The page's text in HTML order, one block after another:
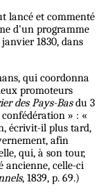
lancé et commenté
d'un programme
1830, dans
qui coordonna
promoteurs
des Pays-Basdu 3
» : «
écrivit-il plus tard,
afin
qui, à son tour,
ancienne, celle-ci
, 1839, p. 69.)